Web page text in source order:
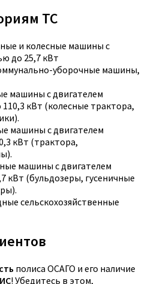
ТС
и колесные машины с
до 25,7 кВт
уборочные машины,
машины с двигателем
кВт (колесные трактора,
машины с двигателем
кВт (трактора,
машины с двигателем
кВт (бульдозеры, гусеничные
сельскохозяйственные
полиса ОСАГО и его наличие
! Убедитесь в этом,